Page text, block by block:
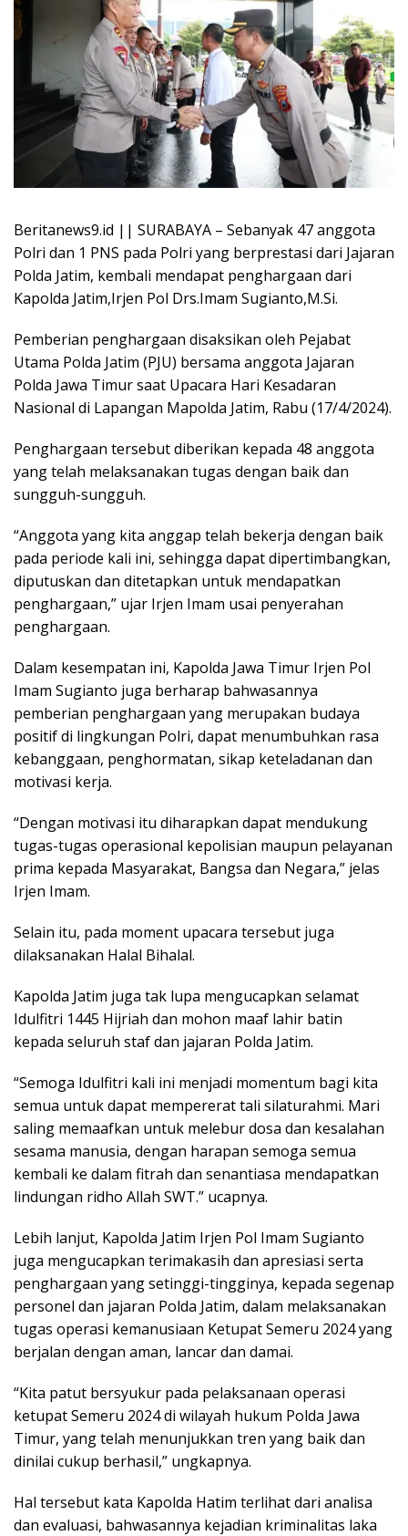
Beritanews9.id || SURABAYA – Sebanyak 47 anggota
Polri dan 1 PNS pada Polri yang berprestasi dari Jajaran
Polda Jatim, kembali mendapat penghargaan dari
Kapolda Jatim,Irjen Pol Drs.Imam Sugianto,M.Si.
Pemberian penghargaan disaksikan oleh Pejabat
Utama Polda Jatim (PJU) bersama anggota Jajaran
Polda Jawa Timur saat Upacara Hari Kesadaran
Nasional di Lapangan Mapolda Jatim, Rabu (17/4/2024).
Penghargaan tersebut diberikan kepada 48 anggota
yang telah melaksanakan tugas dengan baik dan
sungguh-sungguh.
“Anggota yang kita anggap telah bekerja dengan baik
pada periode kali ini, sehingga dapat dipertimbangkan,
diputuskan dan ditetapkan untuk mendapatkan
penghargaan,” ujar Irjen Imam usai penyerahan
penghargaan.
Dalam kesempatan ini, Kapolda Jawa Timur Irjen Pol
Imam Sugianto juga berharap bahwasannya
pemberian penghargaan yang merupakan budaya
positif di lingkungan Polri, dapat menumbuhkan rasa
kebanggaan, penghormatan, sikap keteladanan dan
motivasi kerja.
“Dengan motivasi itu diharapkan dapat mendukung
tugas-tugas operasional kepolisian maupun pelayanan
prima kepada Masyarakat, Bangsa dan Negara,” jelas
Irjen Imam.
Selain itu, pada moment upacara tersebut juga
dilaksanakan Halal Bihalal.
Kapolda Jatim juga tak lupa mengucapkan selamat
Idulfitri 1445 Hijriah dan mohon maaf lahir batin
kepada seluruh staf dan jajaran Polda Jatim.
“Semoga Idulfitri kali ini menjadi momentum bagi kita
semua untuk dapat mempererat tali silaturahmi. Mari
saling memaafkan untuk melebur dosa dan kesalahan
sesama manusia, dengan harapan semoga semua
kembali ke dalam fitrah dan senantiasa mendapatkan
lindungan ridho Allah SWT.” ucapnya.
Lebih lanjut, Kapolda Jatim Irjen Pol Imam Sugianto
juga mengucapkan terimakasih dan apresiasi serta
penghargaan yang setinggi-tingginya, kepada segenap
personel dan jajaran Polda Jatim, dalam melaksanakan
tugas operasi kemanusiaan Ketupat Semeru 2024 yang
berjalan dengan aman, lancar dan damai.
“Kita patut bersyukur pada pelaksanaan operasi
ketupat Semeru 2024 di wilayah hukum Polda Jawa
Timur, yang telah menunjukkan tren yang baik dan
dinilai cukup berhasil,” ungkapnya.
Hal tersebut kata Kapolda Hatim terlihat dari analisa
dan evaluasi, bahwasannya kejadian kriminalitas laka